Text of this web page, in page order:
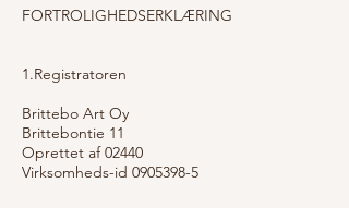
FORTROLIGHEDSERKLÆRING
1.Registratoren
Brittebo Art Oy
Brittebontie 11
Oprettet af 02440
Virksomheds-id 0905398-5